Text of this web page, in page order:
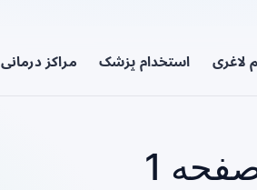
لاغری استخدام پزشک مراکز
1